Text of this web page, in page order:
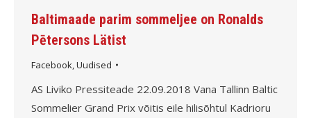
Baltimaade parim sommeljee on Ronalds
Pētersons Lätist
Facebook,Uudised
AS Liviko Pressiteade 22.09.2018 Vana Tallinn Baltic
Sommelier Grand Prix võitis eile hilisõhtul Kadrioru